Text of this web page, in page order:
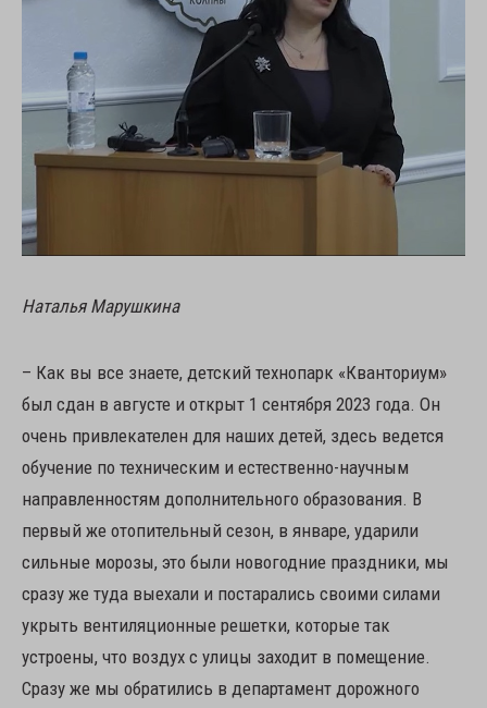
Наталья Марушкина
– Как вы все знаете, детский технопарк «Кванториум»
был сдан в августе и открыт 1 сентября 2023 года. Он
очень привлекателен для наших детей, здесь ведется
обучение по техническим и естественно-научным
направленностям дополнительного образования. В
первый же отопительный сезон, в январе, ударили
сильные морозы, это были новогодние праздники, мы
сразу же туда выехали и постарались своими силами
укрыть вентиляционные решетки, которые так
устроены, что воздух с улицы заходит в помещение.
Сразу же мы обратились в департамент дорожного